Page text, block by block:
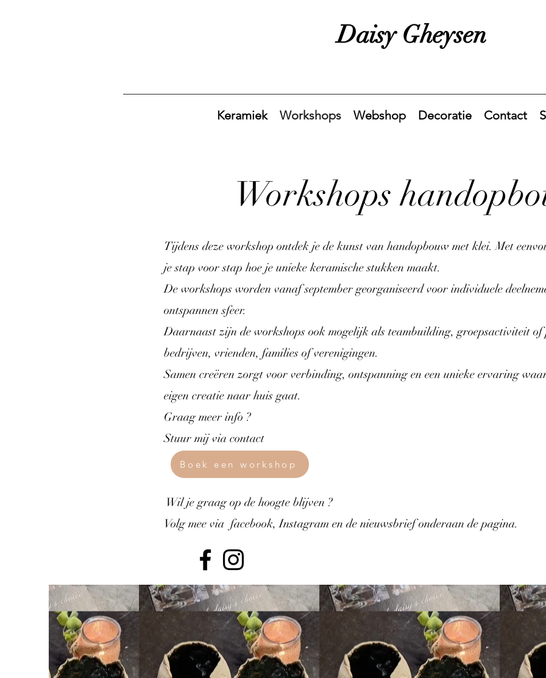
Daisy Gheysen
Keramiek Workshops Webshop Decoratie Contact
Workshops
Tijdens deze workshop ontdek je de kunst van handopbouw met klei. Met
je stap voor stap hoe je unieke keramische stukken maakt.
De workshops worden vanaf september georganiseerd voor individuele
ontspannen sfeer.
Daarnaast zijn de workshops ook mogelijk als teambuilding, groepsactiviteit
bedrijven, vrienden, families of verenigingen.
Samen creëren zorgt voor verbinding, ontspanning en een unieke ervaring
eigen creatie naar huis gaat.
​Graag meer info ?
Stuur mij via contact
Wil je graag op de hoogte blijven ?
Volg mee via facebook, Instagram en de nieuwsbrief onderaan de pagina.
Boek een workshop